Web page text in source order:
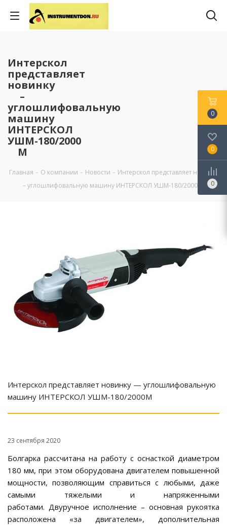
Интерскол
представляет
новинку
–
углошлифовальную
машину
ИНТЕРСКОЛ
УШМ-180/2000
М
Главная - О компании - Новости - Интерскол представляет новинку
– углошлифовальную машину ИНТЕРСКОЛ УШМ-180/2000 М
Интерскол представляет новинку — углошлифовальную
машину ИНТЕРСКОЛ УШМ-180/2000М
23 сентября 2020
Болгарка рассчитана на работу с оснасткой диаметром
180 мм, при этом оборудована двигателем повышенной
мощности, позволяющим справиться с любыми, даже
самыми тяжелыми и напряженными
работами. Двуручное исполнение – основная рукоятка
расположена «за двигателем», дополнительная
0
0
0